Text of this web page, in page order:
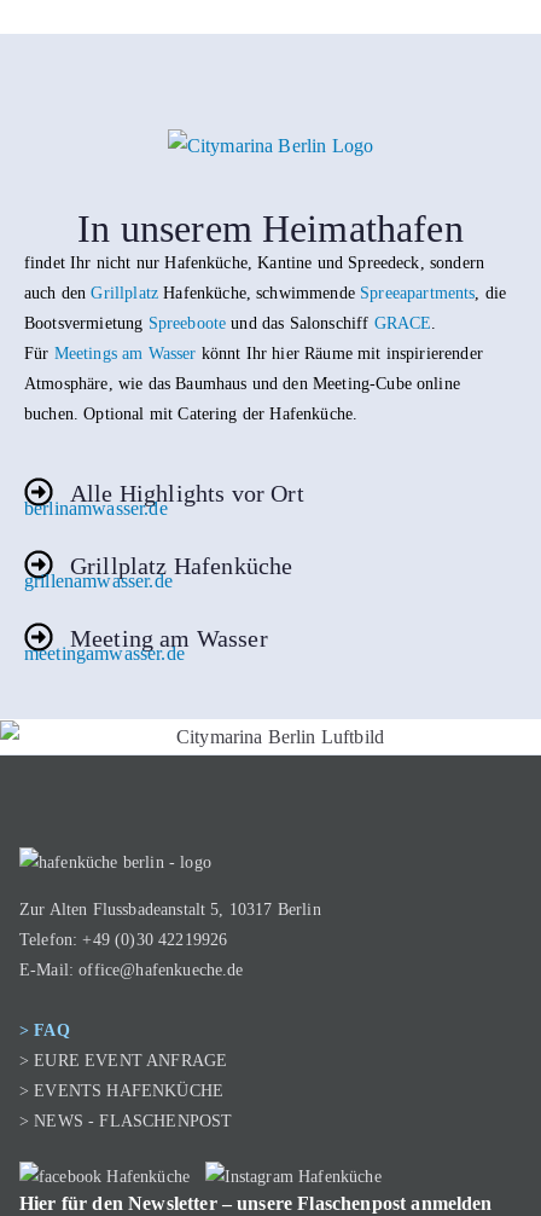
In unserem Heimathafen
findet Ihr nicht nur Hafenküche, Kantine und Spreedeck, sondern
auch denGrillplatz Hafenküche, schwimmende Spreeapartments , die
Bootsvermietung Spreeboote und das Salonschiff GRACE
Für Meetings am Wasser könnt Ihr hier Räume mit inspirierender
Atmosphäre, wie das Baumhaus und den Meeting-Cube online
buchen. Optional mit Catering der Hafenküche.
Alle Highlights vor Ort
berlinamwasser.de
Grillplatz Hafenküche
grillenamwasser.de
Meeting am Wasser
meetingamwasser.de
Zur Alten Flussbadeanstalt 5, 10317 Berlin
Telefon: +49 (0)30 42219926
E-Mail:office@hafenkueche.de
> FAQ
> EURE EVENT ANFRAGE
> EVENTS HAFENKÜCHE
> NEWS - FLASCHENPOST
Hier für den Newsletter – unsere Flaschenpost anmelden